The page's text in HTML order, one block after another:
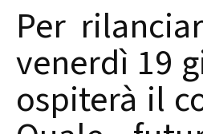
Per
venerdì 19
ospiterà il